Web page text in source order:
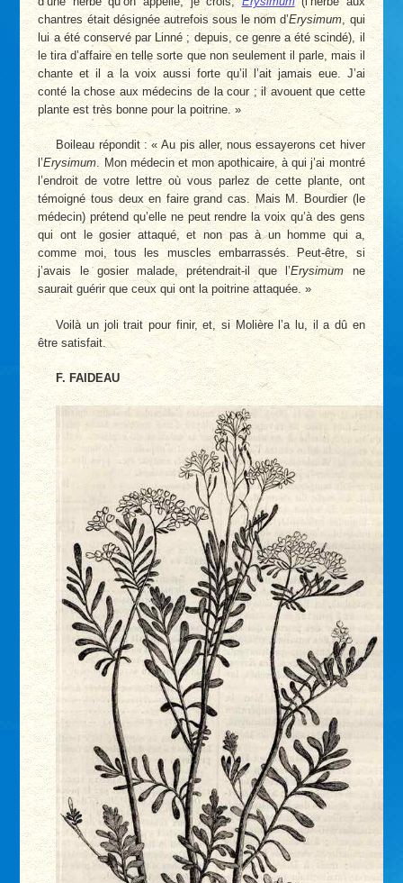
chantres était désignée autrefois sous le nom d’Erysimum, qui
lui a été conservé par Linné ; depuis, ce genre a été scindé), il
le tira d’affaire en telle sorte que non seulement il parle, mais il
chante et il a la voix aussi forte qu’il l’ait jamais eue. J’ai
conté la chose aux médecins de la cour ; il avouent que cette
plante est très bonne pour la poitrine. »
Boileau répondit : « Au pis aller, nous essayerons cet hiver
l’Erysimum. Mon médecin et mon apothicaire, à qui j’ai montré
l’endroit de votre lettre où vous parlez de cette plante, ont
témoigné tous deux en faire grand cas. Mais M. Bourdier (le
médecin) prétend qu’elle ne peut rendre la voix qu’à des gens
qui ont le gosier attaqué, et non pas à un homme qui a,
comme moi, tous les muscles embarrassés. Peut-être, si
j’avais le gosier malade, prétendrait-il que l’Erysimumne
saurait guérir que ceux qui ont la poitrine attaquée. »
Voilà un joli trait pour finir, et, si Molière l’a lu, il a dû en
être satisfait.
F. FAIDEAU